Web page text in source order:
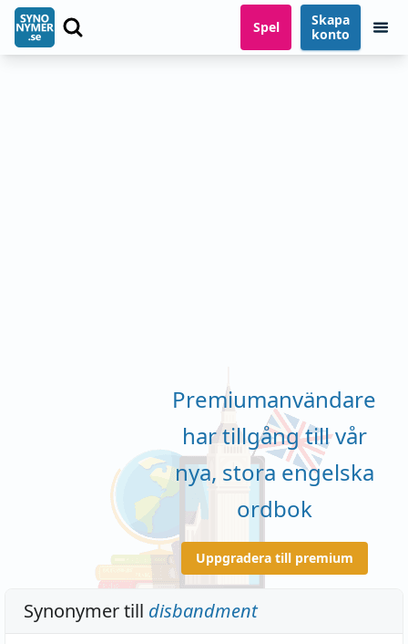
Spel
Skapa
konto
Premiumanvändare
har tillgång till vår
nya, stora engelska
ordbok
Uppgradera till premium
Synonymer till disbandment